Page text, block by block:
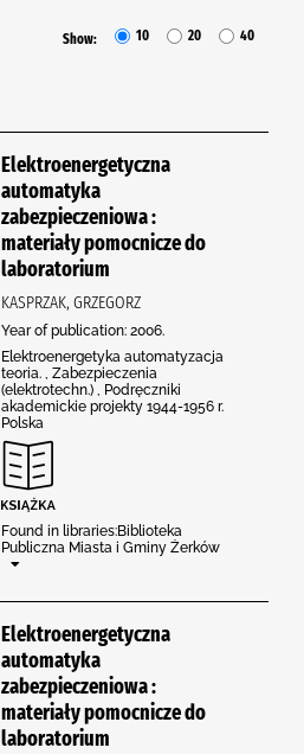
Show: 10 20 40
Elektroenergetyczna
automatyka
zabezpieczeniowa :
materiały pomocnicze do
laboratorium
KASPRZAK, GRZEGORZ
Year of publication: 2006.
Elektroenergetyka automatyzacja
teoria. , Zabezpieczenia
(elektrotechn.) , Podręczniki
akademickie projekty 1944-1956 r.
Polska
Found in libraries:Biblioteka
Publiczna Miasta i Gminy Żerków
Elektroenergetyczna
automatyka
zabezpieczeniowa :
materiały pomocnicze do
laboratorium